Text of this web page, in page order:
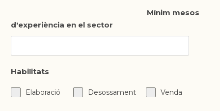
Mínim mesos
d'experiència en el sector
Habilitats
Elaboració Desossament Venda